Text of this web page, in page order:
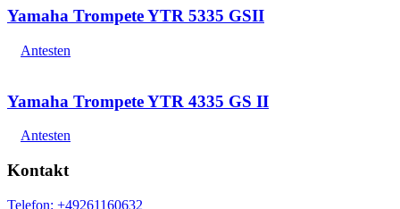
Yamaha Trompete YTR 5335 GSII
Antesten
Yamaha Trompete YTR 4335 GS II
Antesten
Kontakt
Telefon: +49261160632